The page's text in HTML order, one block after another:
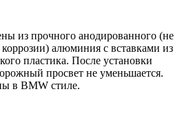
из прочного анодированного (не
коррозии) алюминия с вставками из
пластика. После установки
просвет не уменьшается.
в BMW стиле.